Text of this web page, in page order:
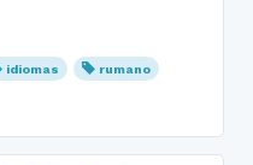
idiomas
rumano